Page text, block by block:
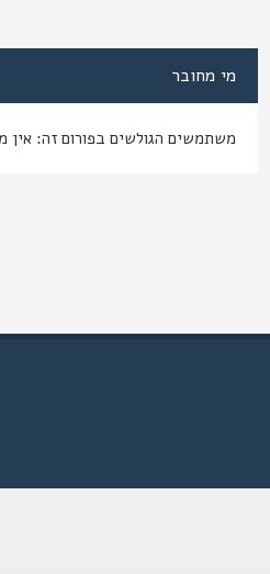
מי מחובר
משתמשים הגולשים בפורום זה: